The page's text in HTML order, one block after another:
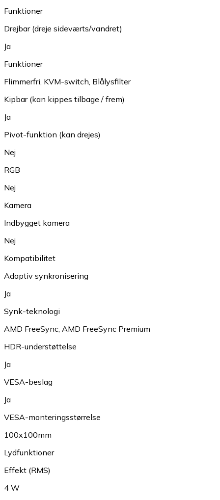
Funktioner
Drejbar (dreje sideværts/vandret)
Ja
Funktioner
Flimmerfri, KVM-switch, Blålysfilter
Kipbar (kan kippes tilbage / frem)
Ja
Pivot-funktion (kan drejes)
Nej
RGB
Nej
Kamera
Indbygget kamera
Nej
Kompatibilitet
Adaptiv synkronisering
Ja
Synk-teknologi
AMD FreeSync, AMD FreeSync Premium
HDR-understøttelse
Ja
VESA-beslag
Ja
VESA-monteringsstørrelse
100x100mm
Lydfunktioner
Effekt (RMS)
4 W